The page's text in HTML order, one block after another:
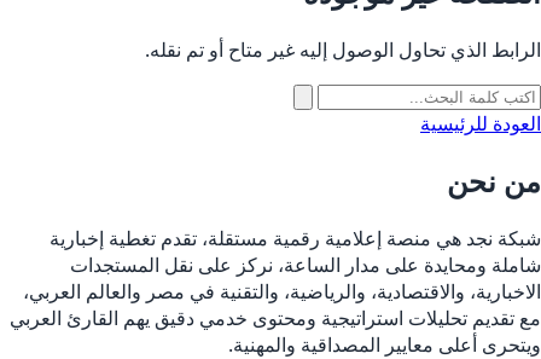
الرابط الذي تحاول الوصول إليه غير متاح أو تم نقله.
البحث
في
العودة للرئيسية
من نحن
شبكة نجد هي منصة إعلامية رقمية مستقلة، تقدم تغطية إخبارية
شاملة ومحايدة على مدار الساعة، نركز على نقل المستجدات
الاخبارية، والاقتصادية، والرياضية، والتقنية في مصر والعالم العربي،
مع تقديم تحليلات استراتيجية ومحتوى خدمي دقيق يهم القارئ العربي
ويتحرى أعلى معايير المصداقية والمهنية.